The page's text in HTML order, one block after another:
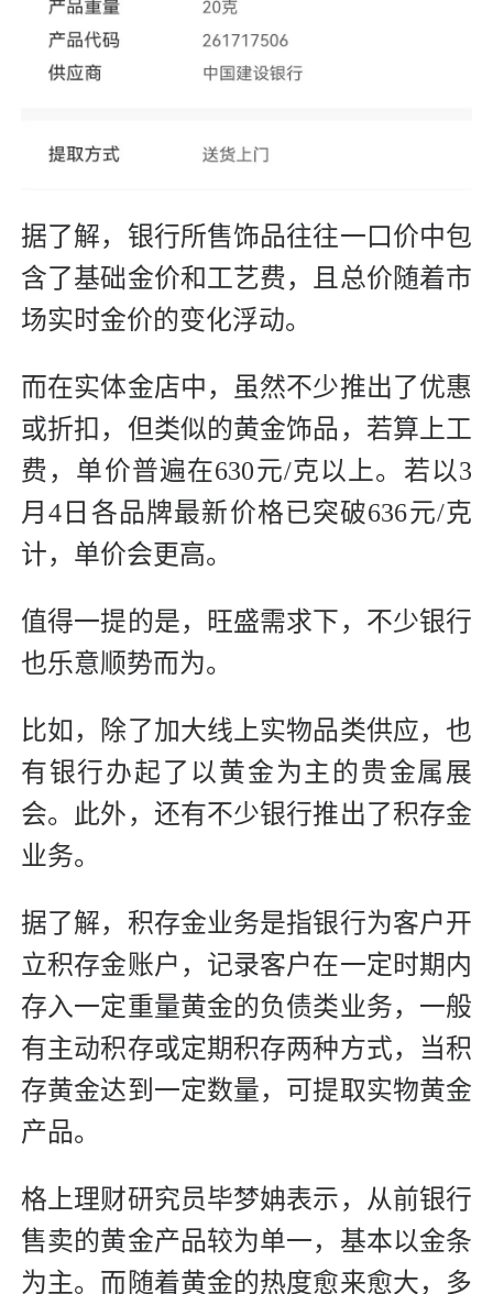
据了解，银行所售饰品往往一口价中包
含了基础金价和工艺费，且总价随着市
场实时金价的变化浮动。
而在实体金店中，虽然不少推出了优惠
或折扣，但类似的黄金饰品，若算上工
费，单价普遍在630元/克以上。若以3
月4日各品牌最新价格已突破636元/克
计，单价会更高。
值得一提的是，旺盛需求下，不少银行
也乐意顺势而为。
比如，除了加大线上实物品类供应，也
有银行办起了以黄金为主的贵金属展
会。此外，还有不少银行推出了积存金
业务。
据了解，积存金业务是指银行为客户开
立积存金账户，记录客户在一定时期内
存入一定重量黄金的负债类业务，一般
有主动积存或定期积存两种方式，当积
存黄金达到一定数量，可提取实物黄金
产品。
格上理财研究员毕梦姌表示，从前银行
售卖的黄金产品较为单一，基本以金条
为主。而随着黄金的热度愈来愈大，多